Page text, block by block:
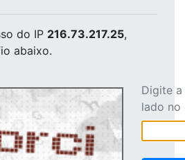
do IP 216.73.217.25,
abaixo.
Digite
lado no